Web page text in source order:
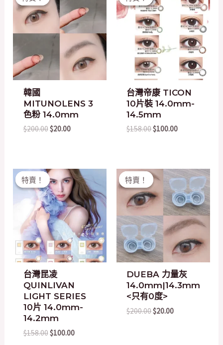
韓國
MITUNOLENS 3
色粉 14.0mm
$200.00
was:
$200.00.
$20.00
is:
$20.00.
台灣帝康 TICON
10片裝 14.0mm-
14.5mm
$158.00
was:
$158.00.
$100.00
is:
$100.00.
特賣！
特賣！
台灣昆凌
QUINLIVAN
LIGHT SERIES
10片 14.0mm-
14.2mm
$158.00
Original
price
was:
$158.00.
$100.00
Current
price
is:
$100.00.
特賣！
特賣！
DUEBA 力量灰
14.0mm|14.3mm
<只有0度>
$200.00
Original
price
was:
$200.00.
$20.00
Current
price
is:
$20.00.